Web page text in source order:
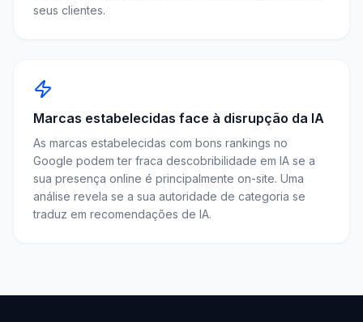
seus clientes.
Marcas estabelecidas face à disrupção da IA
As marcas estabelecidas com bons rankings no
Google podem ter fraca descobribilidade em IA se a
sua presença online é principalmente on-site. Uma
análise revela se a sua autoridade de categoria se
traduz em recomendações de IA.